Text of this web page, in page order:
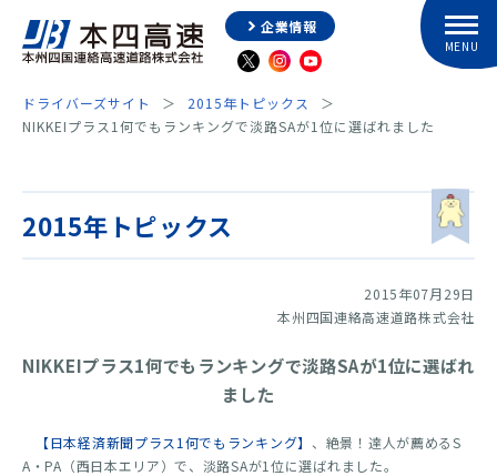
企業情報
ドライバーズサイト
2015年トピックス
NIKKEIプラス1何でもランキングで淡路SAが1位に選ばれました
2015年トピックス
2015年07月29日
本州四国連絡高速道路株式会社
NIKKEIプラス1何でもランキングで淡路SAが1位に選ばれ
ました
【日本経済新聞プラス1何でもランキング】 、絶景！達人が薦めるS
A・PA（西日本エリア）で、淡路SAが1位に選ばれました。